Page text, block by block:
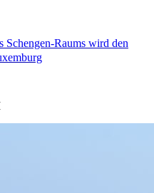
Raums wird den